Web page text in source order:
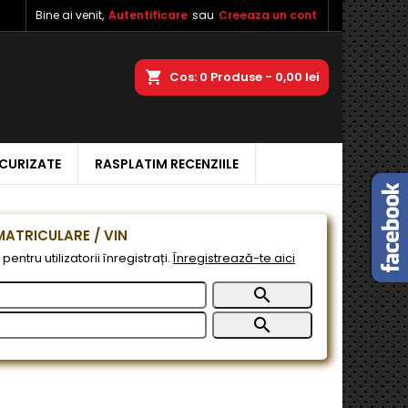
Bine ai venit, Autentificare sau Creeaza un cont
Cos 0 Produse - 0,00 lei
RASPLATIM RECENZIILE
/ VIN
utilizatorii înregistrați. Înregistrează-te aici

